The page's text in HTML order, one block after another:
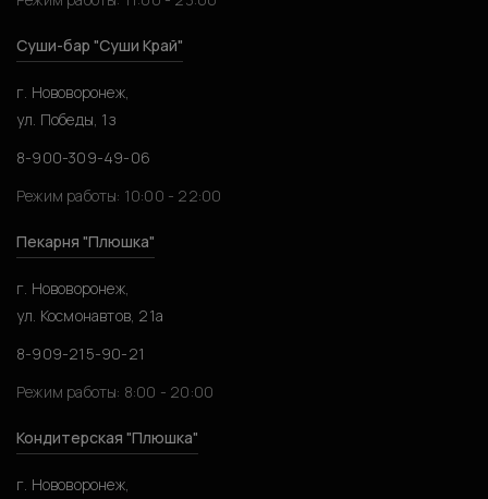
Суши-бар "Суши Край"
г. Нововоронеж,
ул. Победы, 1з
8-900-309-49-06
Режим работы: 10:00 - 22:00
Пекарня "Плюшка"
г. Нововоронеж,
ул. Космонавтов, 21а
8-909-215-90-21
Режим работы: 8:00 - 20:00
Кондитерская "Плюшка"
г. Нововоронеж,